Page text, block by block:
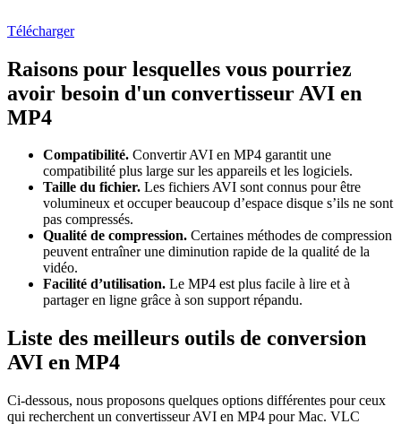
Télécharger
Raisons pour lesquelles vous pourriez
avoir besoin d'un convertisseur AVI en
MP4
Compatibilité. Convertir AVI en MP4 garantit une
compatibilité plus large sur les appareils et les logiciels.
Taille du fichier. Les fichiers AVI sont connus pour être
volumineux et occuper beaucoup d’espace disque s’ils ne sont
pas compressés.
Qualité de compression. Certaines méthodes de compression
peuvent entraîner une diminution rapide de la qualité de la
vidéo.
Facilité d’utilisation. Le MP4 est plus facile à lire et à
partager en ligne grâce à son support répandu.
Liste des meilleurs outils de conversion
AVI en MP4
Ci-dessous, nous proposons quelques options différentes pour ceux
qui recherchent un convertisseur AVI en MP4 pour Mac. VLC